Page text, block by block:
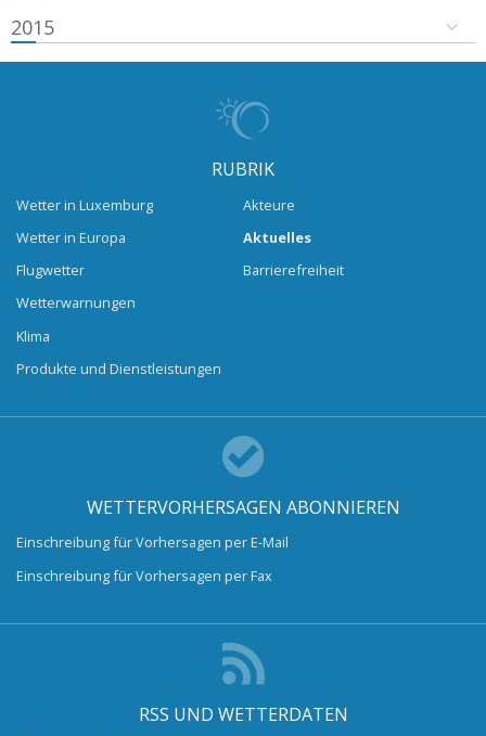
2015
RUBRIK
Wetter in Luxemburg
Wetter in Europa
Flugwetter
Wetterwarnungen
Klima
Produkte und Dienstleistungen
Akteure
Aktuelles
Barrierefreiheit
WETTERVORHERSAGEN ABONNIEREN
Einschreibung für Vorhersagen per E-Mail
Einschreibung für Vorhersagen per Fax
RSS UND WETTERDATEN